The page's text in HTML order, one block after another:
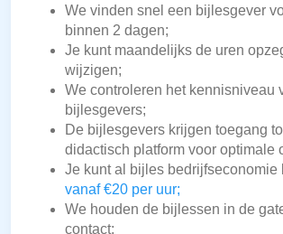
We vinden snel een bijlesgever
binnen 2 dagen;
Je kunt maandelijks de uren
wijzigen;
We controleren het kennisniveau
bijlesgevers;
De bijlesgevers krijgen toegang
didactisch platform voor optimale
Je kunt al bijles bedrijfseconomie
vanaf €20 per uur;
We houden de bijlessen in de
contact;